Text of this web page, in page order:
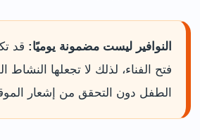
النوافير ليست مضمونة يوميًا: قد
فتح الفناء، لذلك لا تجعلها النشاط
الطفل دون التحقق من إشعار